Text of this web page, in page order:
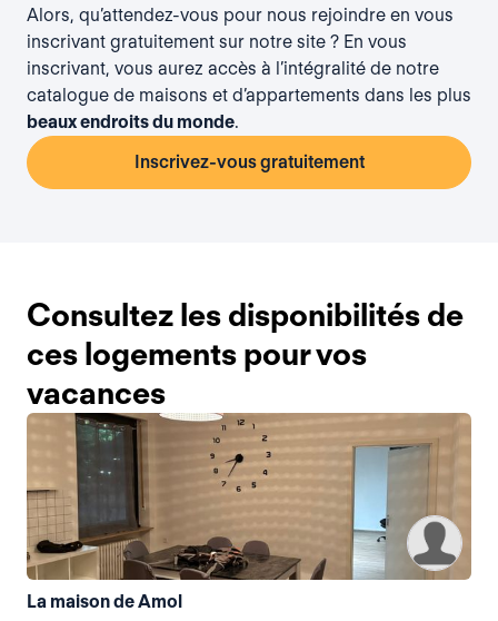
Alors, qu’attendez-vous pour nous rejoindre en vous
inscrivant gratuitement sur notre site ? En vous
inscrivant, vous aurez accès à l’intégralité de notre
catalogue de maisons et d’appartements dans les plus
beaux endroits du monde.
Inscrivez-vous gratuitement
Consultez les disponibilités de
ces logements pour vos
vacances
La maison de Amol